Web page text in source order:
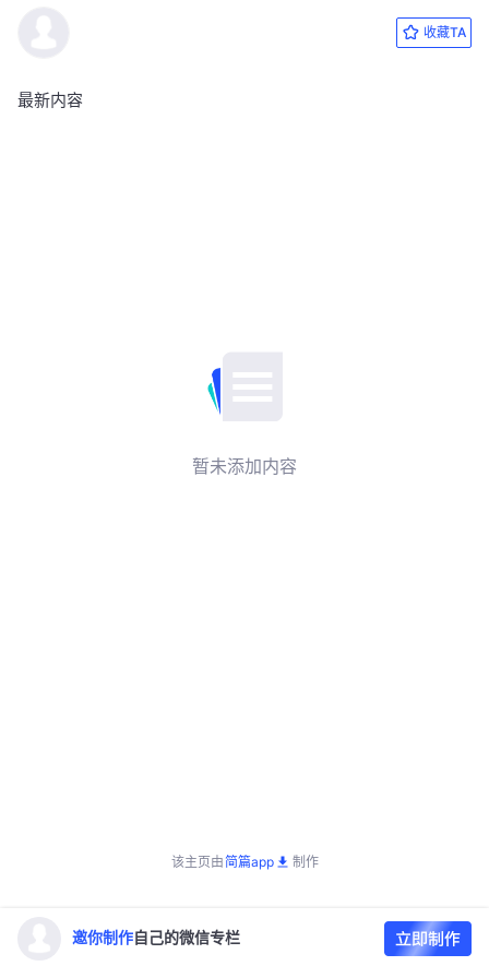
收藏TA
最新内容
暂未添加内容
该主页由简篇app 制作
邀你制作 自己的微信专栏